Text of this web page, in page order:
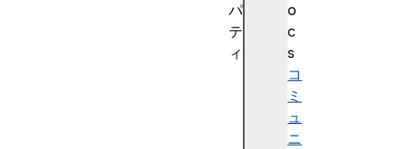
o
c
s
コ
ミ
ュ
ニ
パ
テ
ィ